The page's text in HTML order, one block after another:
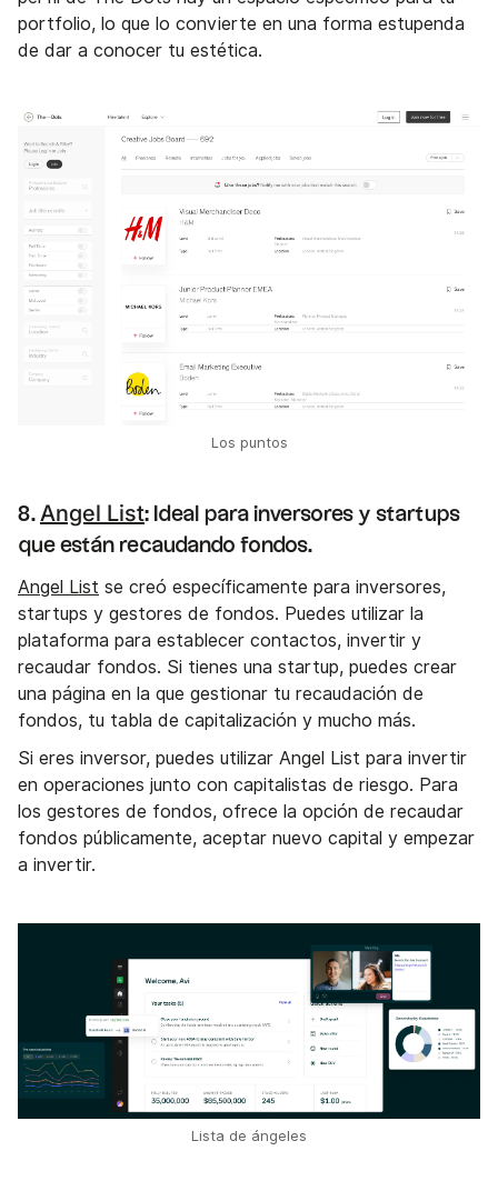
portfolio, lo que lo convierte en una forma estupenda
de dar a conocer tu estética.
Los puntos
8. Angel List: Ideal para inversores y startups
que están recaudando fondos.
Angel List se creó específicamente para inversores,
startups y gestores de fondos. Puedes utilizar la
plataforma para establecer contactos, invertir y
recaudar fondos. Si tienes una startup, puedes crear
una página en la que gestionar tu recaudación de
fondos, tu tabla de capitalización y mucho más.
Si eres inversor, puedes utilizar Angel List para invertir
en operaciones junto con capitalistas de riesgo. Para
los gestores de fondos, ofrece la opción de recaudar
fondos públicamente, aceptar nuevo capital y empezar
a invertir.
Lista de ángeles